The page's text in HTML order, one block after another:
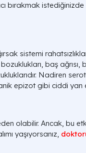
bırakmak istediğinizde
sistemi
bozuklukları, baş
Nadiren
epizot gibi ciddi yan
olabilir. Ancak, bu
yaşıyorsanız,